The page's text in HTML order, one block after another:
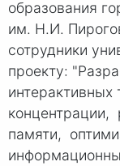
образования
им. Н.И.
сотрудники
проекту:
концентрации,
памяти,